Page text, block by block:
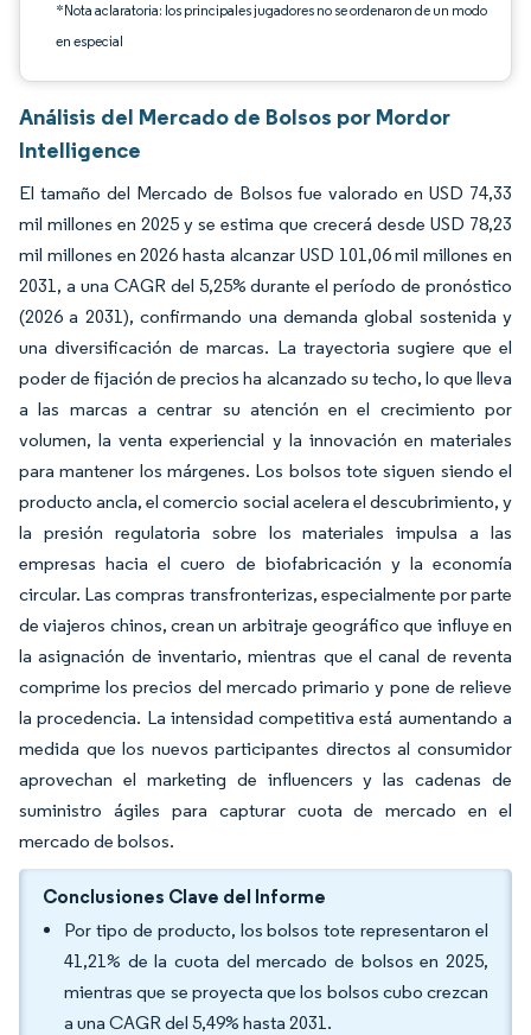
*Nota aclaratoria: los principales jugadores no se ordenaron de un modo
en especial
Análisis del Mercado de Bolsos por Mordor
Intelligence
El tamaño del Mercado de Bolsos fue valorado en USD 74,33
mil millones en 2025 y se estima que crecerá desde USD 78,23
mil millones en 2026 hasta alcanzar USD 101,06 mil millones en
2031, a una CAGR del 5,25% durante el período de pronóstico
(2026 a 2031), confirmando una demanda global sostenida y
una diversificación de marcas. La trayectoria sugiere que el
poder de fijación de precios ha alcanzado su techo, lo que lleva
a las marcas a centrar su atención en el crecimiento por
volumen, la venta experiencial y la innovación en materiales
para mantener los márgenes. Los bolsos tote siguen siendo el
producto ancla, el comercio social acelera el descubrimiento, y
la presión regulatoria sobre los materiales impulsa a las
empresas hacia el cuero de biofabricación y la economía
circular. Las compras transfronterizas, especialmente por parte
de viajeros chinos, crean un arbitraje geográfico que influye en
la asignación de inventario, mientras que el canal de reventa
comprime los precios del mercado primario y pone de relieve
la procedencia. La intensidad competitiva está aumentando a
medida que los nuevos participantes directos al consumidor
aprovechan el marketing de influencers y las cadenas de
suministro ágiles para capturar cuota de mercado en el
mercado de bolsos.
Conclusiones Clave del Informe
Por tipo de producto, los bolsos tote representaron el
41,21% de la cuota del mercado de bolsos en 2025,
mientras que se proyecta que los bolsos cubo crezcan
a una CAGR del 5,49% hasta 2031.